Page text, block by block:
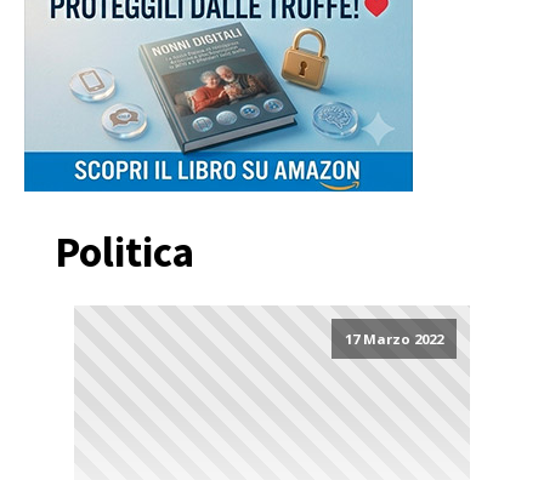
Politica
17 Marzo 2022